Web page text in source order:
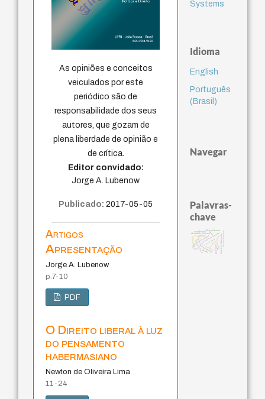
As opiniões e conceitos
veiculados por este
periódico são de
responsabilidade dos seus
autores, que gozam de
plena liberdade de opinião e
de crítica.
Editor convidado:
Jorge A. Lubenow
Publicado:2017-05-05
Artigos
Apresentação
Jorge A. Lubenow
p.7-10
PDF
O Direito liberal à luz
do pensamento
habermasiano
Newton de Oliveira Lima
11-24
Systems
Idioma
English
Português
(Brasil)
Navegar
Palavras-
chave
fundamentalismo
jacobiprotágoras
experiência temporal
metafísica do tempo
género
idade
intolerância history of philosophy
identidade nacional
homem-medida
filosofia brasileira
j.c.m. neto
palavra
perdón
leyes
violencia
guayaquil
logos
lei
desejo
sacrifício
mind
animais
realidad